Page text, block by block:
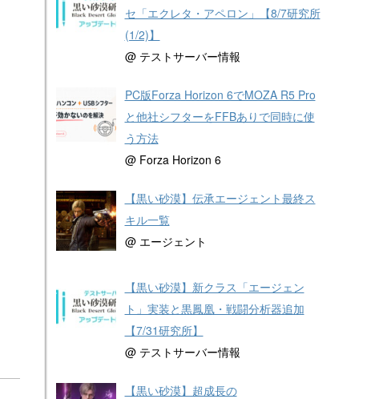
セ「エクレタ・アペロン」【8/7研究所
(1/2)】
@ テストサーバー情報
PC版Forza Horizon 6でMOZA R5 Pro
と他社シフターをFFBありで同時に使
う方法
@ Forza Horizon 6
【黒い砂漠】伝承エージェント最終ス
キル一覧
@ エージェント
【黒い砂漠】新クラス「エージェン
ト」実装と黒鳳凰・戦闘分析器追加
【7/31研究所】
@ テストサーバー情報
【黒い砂漠】超成長の